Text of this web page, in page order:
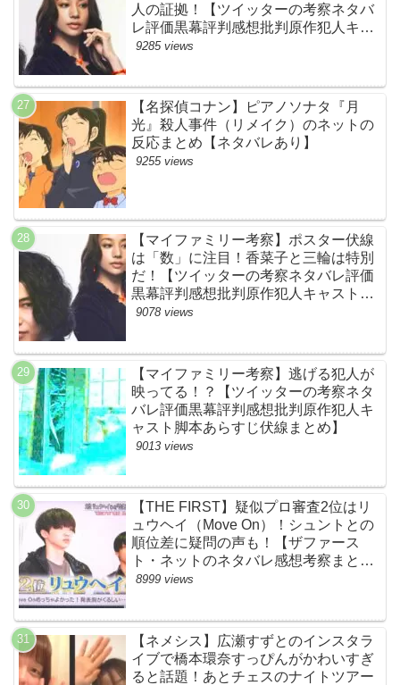
人の証拠！【ツイッターの考察ネタバ
レ評価黒幕評判感想批判原作犯人キャ
スト脚本あらすじ伏線まとめ・高橋メ
9285 views
【名探偵コナン】ピアノソナタ『月
光』殺人事件（リメイク）のネットの
反応まとめ【ネタバレあり】
9255 views
【マイファミリー考察】ポスター伏線
は「数」に注目！香菜子と三輪は特別
だ！【ツイッターの考察ネタバレ評価
黒幕評判感想批判原作犯人キャスト脚
本あらすじ伏線まとめ】
9078 views
【マイファミリー考察】逃げる犯人が
映ってる！？【ツイッターの考察ネタ
バレ評価黒幕評判感想批判原作犯人キ
ャスト脚本あらすじ伏線まとめ】
9013 views
【THE FIRST】疑似プロ審査2位はリ
ュウヘイ（Move On）！シュントとの
順位差に疑問の声も！【ザファース
ト・ネットのネタバレ感想考察まと
め・スッキリ・BE:FIRST・ビーファ
8999 views
【ネメシス】広瀬すずとのインスタラ
イブで橋本環奈すっぴんがかわいすぎ
ると話題！あとチェスのナイトツアー